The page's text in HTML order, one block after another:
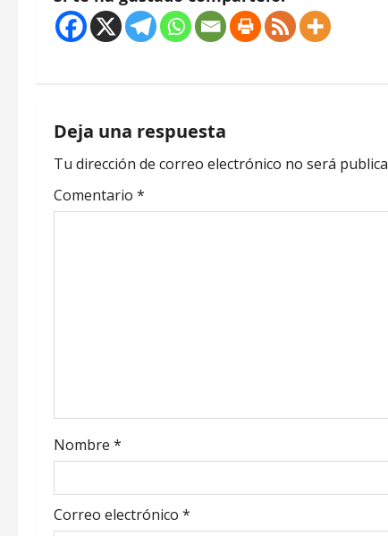
v
e
g
n
d
e
e
Deja una respuesta
Tu dirección de correo electrónico no será
Comentario *
Nombre *
Correo electrónico *